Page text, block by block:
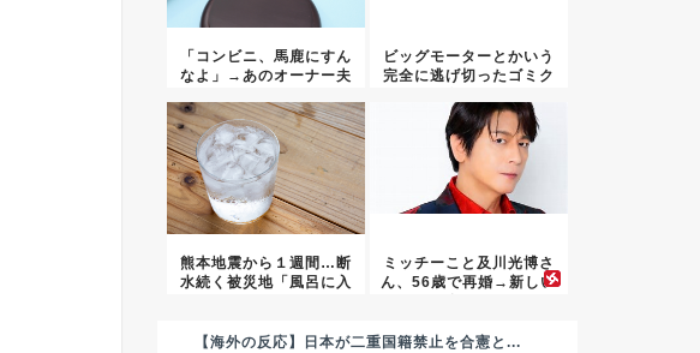
「コンビニ、馬鹿にすん
なよ」→あのオーナー夫
ビッグモーターとかいう
完全に逃げ切ったゴミク
熊本地震から１週間…断
水続く被災地「風呂に入
ミッチーこと及川光博さ
ん、56歳で再婚→新しい
【海外の反応】日本が二重国籍禁止を合憲と...